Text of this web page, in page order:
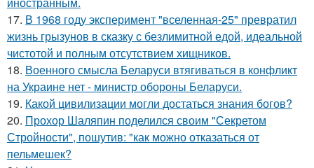
17. В 1968 году эксперимент "вселенная-25" превратил
жизнь грызунов в сказку с безлимитной едой, идеальной
чистотой и полным отсутствием хищников.
18. Военного смысла Беларуси втягиваться в конфликт
на Украине нет - министр обороны Беларуси.
19. Какой цивилизации могли достаться знания богов?
20. Прохор Шаляпин поделился своим "Секретом
Стройности", пошутив: "как можно отказаться от
пельмешек?